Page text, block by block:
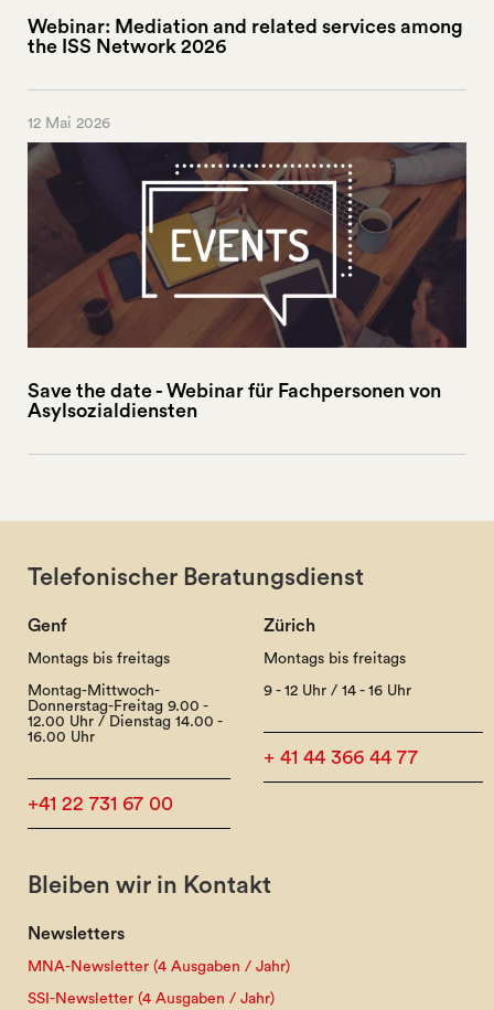
Webinar: Mediation and related services among
the ISS Network 2026
12 Mai 2026
Save the date - Webinar für Fachpersonen von
Asylsozialdiensten
Telefonischer Beratungsdienst
Genf
Montags bis freitags
Montag-Mittwoch-
Donnerstag-Freitag 9.00 -
12.00 Uhr / Dienstag 14.00 -
16.00 Uhr
+41 22 731 67 00
Zürich
Montags bis freitags
9 - 12 Uhr / 14 - 16 Uhr
+ 41 44 366 44 77
Bleiben wir in Kontakt
Newsletters
MNA-Newsletter (4 Ausgaben / Jahr)
SSI-Newsletter (4 Ausgaben / Jahr)